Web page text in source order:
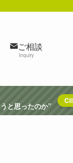
ご相談
Inquiry
と思ったのか”